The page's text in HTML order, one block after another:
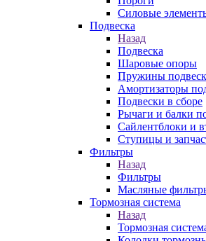
Силовые
Подвеска
Назад
Подвеска
Шаровые опоры
Пружины
Амортизаторы
Подвески в сборе
Рычаги и балки
Сайлентблоки и
Ступицы и
Фильтры
Назад
Фильтры
Масляные
Тормозная система
Назад
Тормозная